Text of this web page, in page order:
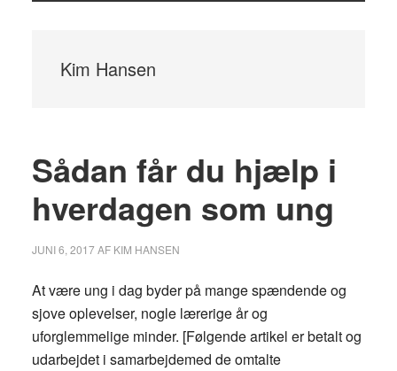
Kim Hansen
Sådan får du hjælp i
hverdagen som ung
JUNI 6, 2017AF KIM HANSEN
At være ung i dag byder på mange spændende og
sjove oplevelser, nogle lærerige år og
uforglemmelige minder. [Følgende artikel er betalt og
udarbejdet i samarbejdemed de omtalte